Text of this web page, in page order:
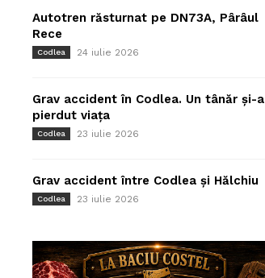
Autotren răsturnat pe DN73A, Pârâul
Rece
Codlea 24 iulie 2026
Grav accident în Codlea. Un tânăr și-a
pierdut viața
Codlea 23 iulie 2026
Grav accident între Codlea și Hălchiu
Codlea 23 iulie 2026